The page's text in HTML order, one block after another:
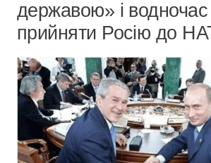
державою» і
прийняти Росію до